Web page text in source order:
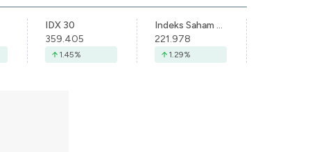
IDX 30
359.405
1.45%
Indeks Saham Syariah Indonesia
221.978
1.29%